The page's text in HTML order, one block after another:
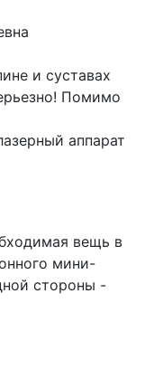
и суставах
Помимо
аппарат
вещь в
мини-
стороны -